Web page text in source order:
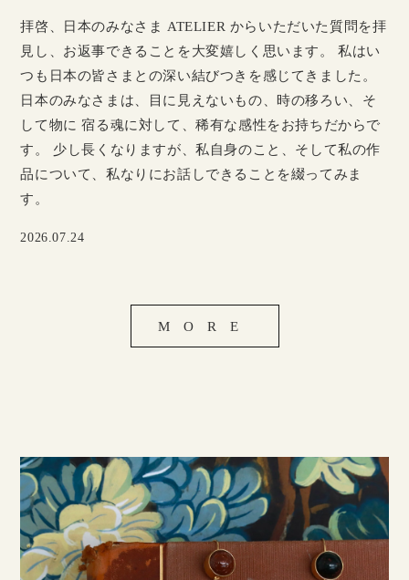
拝啓、日本のみなさま ATELIER からいただいた質問を拝
見し、お返事できることを大変嬉しく思います。 私はい
つも日本の皆さまとの深い結びつきを感じてきました。
日本のみなさまは、目に見えないもの、時の移ろい、そ
して物に 宿る魂に対して、稀有な感性をお持ちだからで
す。 少し長くなりますが、私自身のこと、そして私の作
品について、私なりにお話しできることを綴ってみま
す。
2026.07.24
MORE